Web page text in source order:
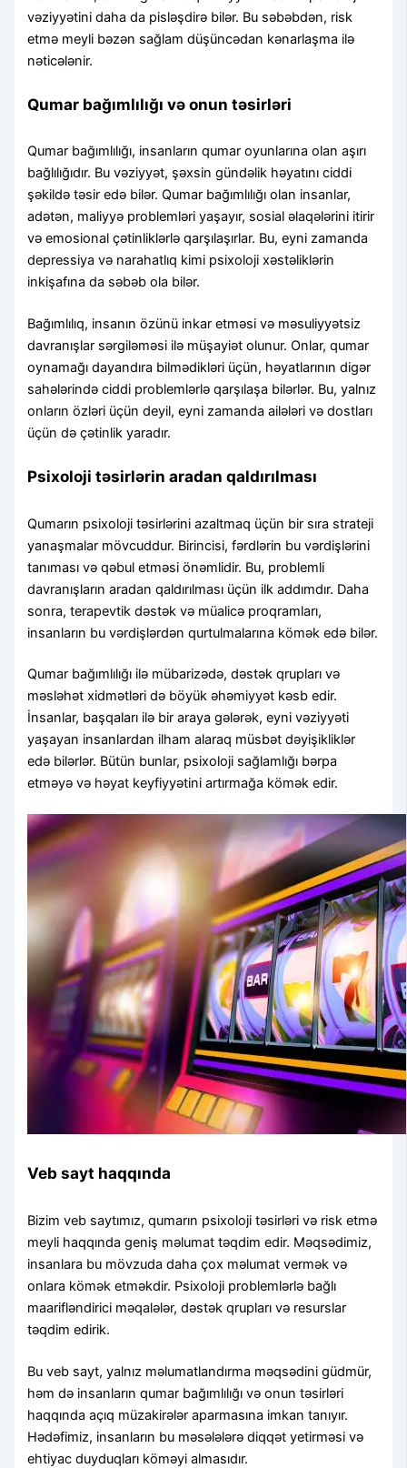
vəziyyətini daha da pisləşdirə bilər. Bu səbəbdən, risk
etmə meyli bəzən sağlam düşüncədan kənarlaşma ilə
nəticələnir.
Qumar bağımlılığı və onun təsirləri
Qumar bağımlılığı, insanların qumar oyunlarına olan aşırı
bağlılığıdır. Bu vəziyyət, şəxsin gündəlik həyatını ciddi
şəkildə təsir edə bilər. Qumar bağımlılığı olan insanlar,
adətən, maliyyə problemləri yaşayır, sosial əlaqələrini itirir
və emosional çətinliklərlə qarşılaşırlar. Bu, eyni zamanda
depressiya və narahatlıq kimi psixoloji xəstəliklərin
inkişafına da səbəb ola bilər.
Bağımlılıq, insanın özünü inkar etməsi və məsuliyyətsiz
davranışlar sərgiləməsi ilə müşayiət olunur. Onlar, qumar
oynamağı dayandıra bilmədikləri üçün, həyatlarının digər
sahələrində ciddi problemlərlə qarşılaşa bilərlər. Bu, yalnız
onların özləri üçün deyil, eyni zamanda ailələri və dostları
üçün də çətinlik yaradır.
Psixoloji təsirlərin aradan qaldırılması
Qumarın psixoloji təsirlərini azaltmaq üçün bir sıra strateji
yanaşmalar mövcuddur. Birincisi, fərdlərin bu vərdişlərini
tanıması və qəbul etməsi önəmlidir. Bu, problemli
davranışların aradan qaldırılması üçün ilk addımdır. Daha
sonra, terapevtik dəstək və müalicə proqramları,
insanların bu vərdişlərdən qurtulmalarına kömək edə bilər.
Qumar bağımlılığı ilə mübarizədə, dəstək qrupları və
məsləhət xidmətləri də böyük əhəmiyyət kəsb edir.
İnsanlar, başqaları ilə bir araya gələrək, eyni vəziyyəti
yaşayan insanlardan ilham alaraq müsbət dəyişikliklər
edə bilərlər. Bütün bunlar, psixoloji sağlamlığı bərpa
etməyə və həyat keyfiyyətini artırmağa kömək edir.
Veb sayt haqqında
Bizim veb saytımız, qumarın psixoloji təsirləri və risk etmə
meyli haqqında geniş məlumat təqdim edir. Məqsədimiz,
insanlara bu mövzuda daha çox məlumat vermək və
onlara kömək etməkdir. Psixoloji problemlərlə bağlı
maarifləndirici məqalələr, dəstək qrupları və resurslar
təqdim edirik.
Bu veb sayt, yalnız məlumatlandırma məqsədini güdmür,
həm də insanların qumar bağımlılığı və onun təsirləri
haqqında açıq müzakirələr aparmasına imkan tanıyır.
Hədəfimiz, insanların bu məsələlərə diqqət yetirməsi və
ehtiyac duyduqları köməyi almasıdır.